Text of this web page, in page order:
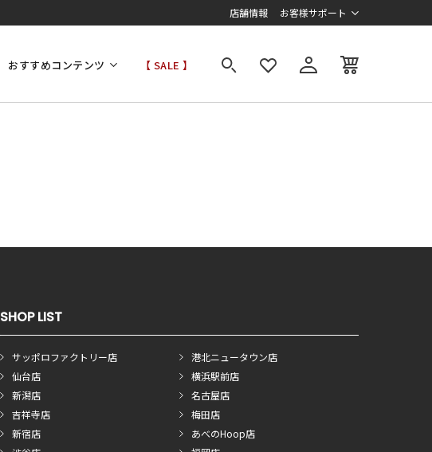
店舗情報 お客様サポート
おすすめコンテンツ 【 SALE 】
SHOP LIST
サッポロファクトリー店
仙台店
新潟店
吉祥寺店
新宿店
港北ニュータウン店
横浜駅前店
名古屋店
梅田店
あべのHoop店